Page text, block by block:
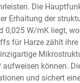
Die
Erhaltung der
0,025 W/mK liegt,
für Harze zählt
können.
und sichert